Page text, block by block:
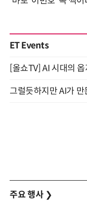
ET Events
주요 행사 ❯